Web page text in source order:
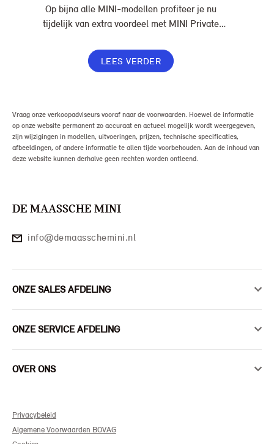
Op bijna alle MINI-modellen profiteer je nu
tijdelijk van extra voordeel met MINI Private
maand, in plaats van € 449. Afhankelijk van de
uitvoering kan jouw voordeel nog verder oplopen.
LEES VERDER
Vraag onze verkoopadviseurs vooraf naar de voorwaarden. Hoewel de informatie
op onze website permanent zo accuraat en actueel mogelijk wordt weergegeven,
zijn wijzigingen in modellen, uitvoeringen, prijzen, technische specificaties,
afbeeldingen, of andere informatie te allen tijde voorbehouden. Aan de inhoud van
deze website kunnen derhalve geen rechten worden ontleend.
DE MAASSCHE MINI
info@demaasschemini.nl
ONZE SALES AFDELING
ONZE SERVICE AFDELING
OVER ONS
Privacybeleid
Algemene Voorwaarden BOVAG